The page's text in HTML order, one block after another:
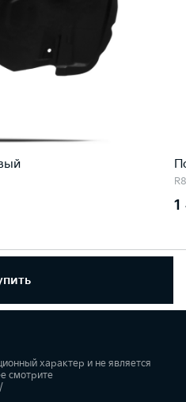
1
характер и не является
смотрите